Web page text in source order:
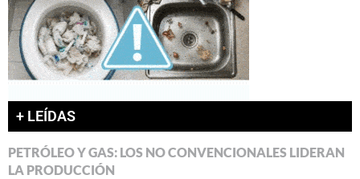
+ LEÍDAS
PETRÓLEO Y GAS: LOS NO CONVENCIONALES LIDERAN
LA PRODUCCIÓN